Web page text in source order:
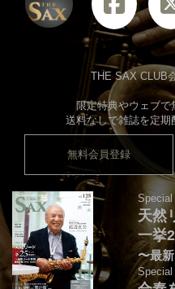
THE SAX CLUB
限定特典やウェブで
送料なしで雑誌を定期
無料会員登録
Special
天然
一挙
〜最
Special